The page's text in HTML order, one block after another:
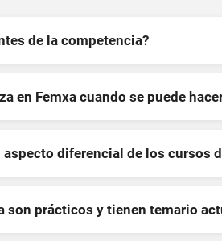
de la competencia?
en Femxa cuando se puede
diferencial de los cursos
son prácticos y tienen temario